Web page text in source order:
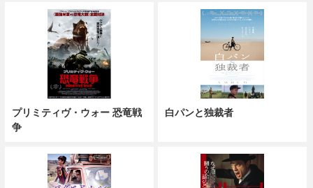
プリミティヴ・ウォー 恐竜戦
争
白パンと独裁者